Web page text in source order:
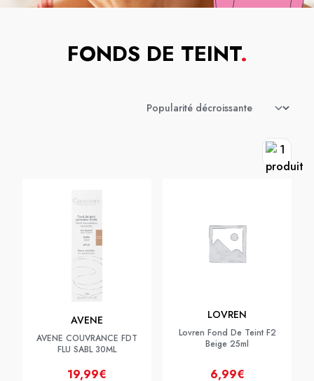
FONDS DE TEINT.
AVENE
AVENE COUVRANCE FDT
FLU SABL 30ML
19,99€
LOVREN
Lovren Fond De Teint F2
Beige 25ml
6,99€